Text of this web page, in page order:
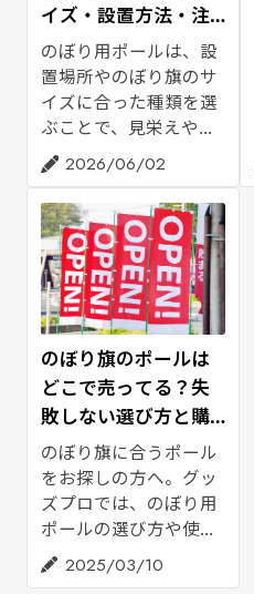
イズ・設置方法・注
意点をご紹介
のぼり用ポールは、設
置場所やのぼり旗のサ
イズに合った種類を選
ぶことで、見栄えや安
定感が大きく変わりま
す。この記事では、の
ぼり旗専門店のグッズ
プロが、のぼり用ポー
ルのサイズ選び・設置
方法・強風対策のポイ
ントをわかりやすくご
紹介します。のぼり旗
と一緒にポールを準備
したい方や、店舗・イ
ベントで安心して設置
したい方は、ぜひご参
考ください。
2026/06/02
のぼり旗のポールは
どこで売ってる？失
敗しない選び方と購
入の仕方をご紹介
のぼり旗に合うポール
をお探しの方へ。グッ
ズプロでは、のぼり用
ポールの選び方や使用
時の注意点、設置場所
に合わせた確認ポイン
2025/03/10